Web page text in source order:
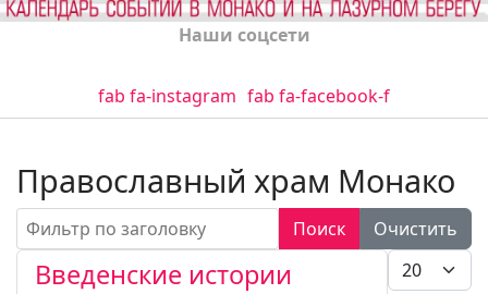
Наши соцсети
fab fa-instagram fab fa-facebook-f
Православный храм Монако
Фильтр по заголовку Поиск
Очистить
Кол-во
Введенские истории